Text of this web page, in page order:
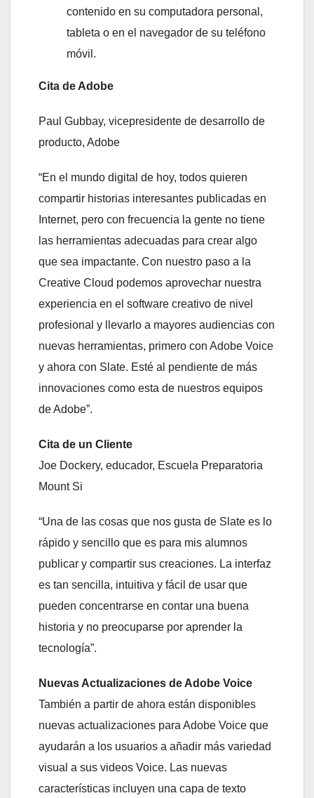
contenido en su computadora personal,
tableta o en el navegador de su teléfono
móvil.
Cita de Adobe
Paul Gubbay, vicepresidente de desarrollo de
producto, Adobe
“En el mundo digital de hoy, todos quieren
compartir historias interesantes publicadas en
Internet, pero con frecuencia la gente no tiene
las herramientas adecuadas para crear algo
que sea impactante. Con nuestro paso a la
Creative Cloud podemos aprovechar nuestra
experiencia en el software creativo de nivel
profesional y llevarlo a mayores audiencias con
nuevas herramientas, primero con Adobe Voice
y ahora con Slate. Esté al pendiente de más
innovaciones como esta de nuestros equipos
de Adobe”.
Cita de un Cliente
Joe Dockery, educador, Escuela Preparatoria
Mount Si
“Una de las cosas que nos gusta de Slate es lo
rápido y sencillo que es para mis alumnos
publicar y compartir sus creaciones. La interfaz
es tan sencilla, intuitiva y fácil de usar que
pueden concentrarse en contar una buena
historia y no preocuparse por aprender la
tecnología”.
Nuevas Actualizaciones de Adobe Voice
También a partir de ahora están disponibles
nuevas actualizaciones para Adobe Voice que
ayudarán a los usuarios a añadir más variedad
visual a sus videos Voice. Las nuevas
características incluyen una capa de texto